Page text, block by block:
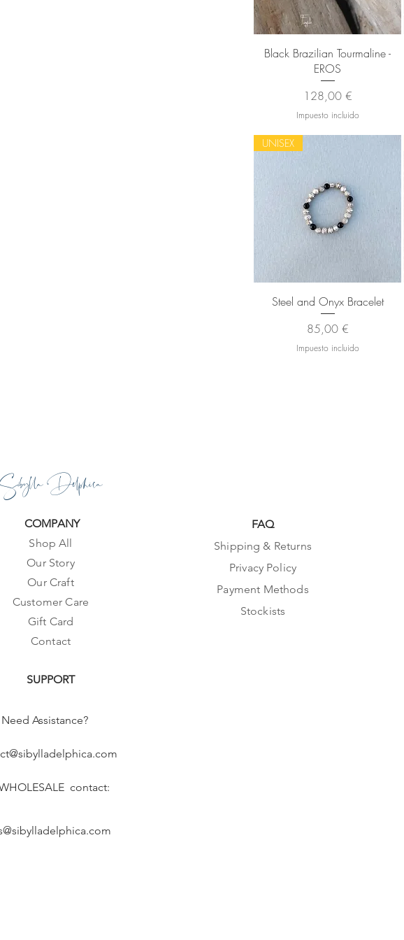
Vista rápida
Black Brazilian Tourmaline -
EROS
Precio
128,00 €
Impuesto incluido
Vista rápida
UNISEX
Steel and Onyx Bracelet
Precio
85,00 €
Impuesto incluido
Sibylla Delphica
COMPANY
Shop All
Our Story
Our Craft
Customer Care
Gift Card
Contact
SUPPORT
Need Assistance?
contact:
FAQ
Shipping & Returns
Privacy Policy
Payment Methods
Stockists